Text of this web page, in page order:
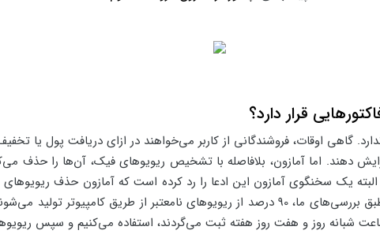
قرار دارد؟
گاهی اوقات، فروشندگانی از کاربر می‌خواهند در ازای دریافت پول یا
دهند. اما آمازون، بلافاصله با تشخیص ریویوهای فیک، آن‌ها را
یک سخنگوی آمازون این ادعا را رد کرده است که آمازون حذف ریویوهای
داده است. این سخنگو در یک بیانیه اعلام داشته است: «طبق بررسی‌های ما، 90 درصد از ریویوهای
شبانه روز و هفت روز هفته ثبت می‌گردند، استفاده می‌کنیم و سپس